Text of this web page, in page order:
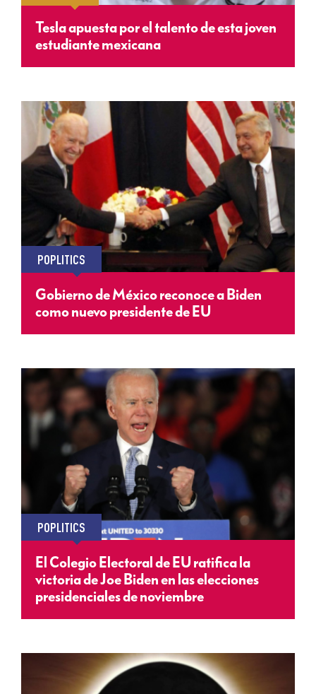
Tesla apuesta por el talento de esta joven
estudiante mexicana
POPLITICS
Gobierno de México reconoce a Biden
como nuevo presidente de EU
POPLITICS
El Colegio Electoral de EU ratifica la
victoria de Joe Biden en las elecciones
presidenciales de noviembre